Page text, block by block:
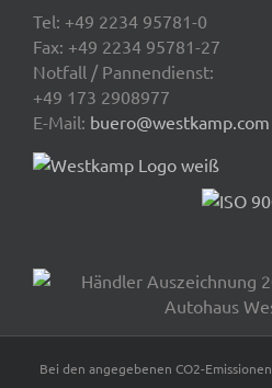
Tel: +49 2234 95781-0
Fax: +49 2234 95781-27
Notfall / Pannendienst:
+49 173 2908977
E-Mail: buero@westkamp.com
Bei den angegebenen CO2-